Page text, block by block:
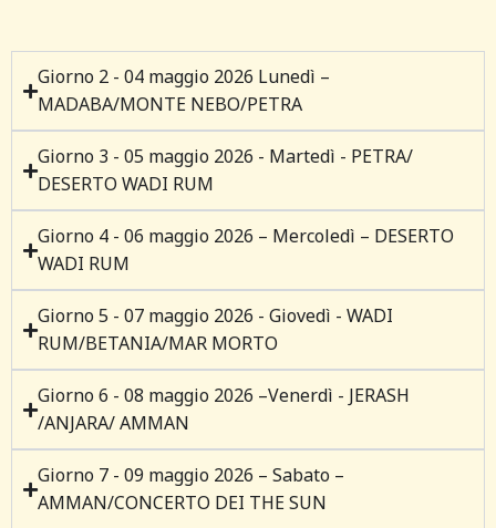
Giorno 2 - 04 maggio 2026 Lunedì –
MADABA/MONTE NEBO/PETRA
Giorno 3 - 05 maggio 2026 - Martedì - PETRA/
DESERTO WADI RUM
Giorno 4 - 06 maggio 2026 – Mercoledì – DESERTO
WADI RUM
Giorno 5 - 07 maggio 2026 - Giovedì - WADI
RUM/BETANIA/MAR MORTO
Giorno 6 - 08 maggio 2026 –Venerdì - JERASH
/ANJARA/ AMMAN
Giorno 7 - 09 maggio 2026 – Sabato –
AMMAN/CONCERTO DEI THE SUN